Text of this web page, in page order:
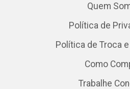
Quem
Política de
Política de Troca
Como
Trabalhe